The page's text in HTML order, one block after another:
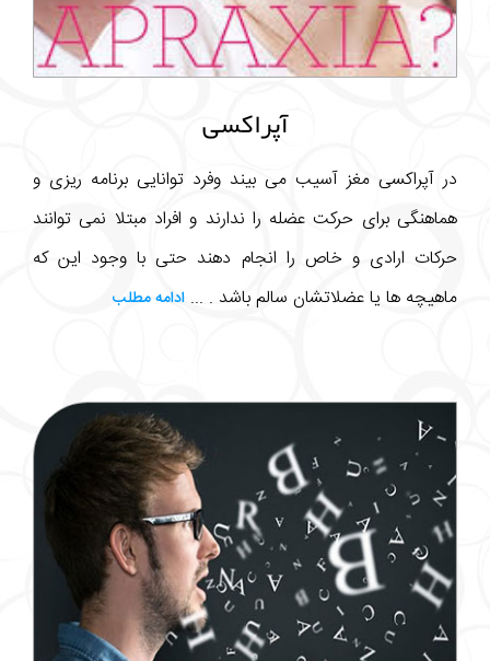
آپراکسی
در آپراکسی مغز آسیب می بیند وفرد توانایی برنامه ریزی و
هماهنگی برای حرکت عضله را ندارند و افراد مبتلا نمی توانند
حرکات ارادی و خاص را انجام دهند حتی با وجود این که
ماهیچه ها یا عضلاتشان سالم باشد . ... ادامه مطلب